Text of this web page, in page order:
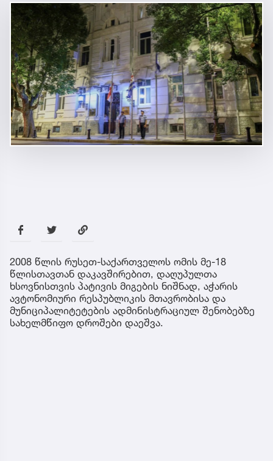
2008 წლის რუსეთ-საქართველოს ომის მე-18
წლისთავთან დაკავშირებით, დაღუპულთა
ხსოვნისთვის პატივის მიგების ნიშნად, აჭარის
ავტონომიური რესპუბლიკის მთავრობისა და
მუნიციპალიტეტების ადმინისტრაციულ შენობებზე
სახელმწიფო დროშები დაეშვა.